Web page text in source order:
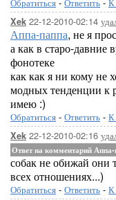
Xek 22-12-2010-02:14
Аппа-паппа, не я
а как в старо-давние
фонотеке
как как я ни кому не
модных тенденции к
имею :)
Обратиться - Ответить - К
Xek 22-12-2010-02:16
Ответ на комментарий Аппа-
собак не обижай они
всех отношениях...)
Обратиться - Ответить - К